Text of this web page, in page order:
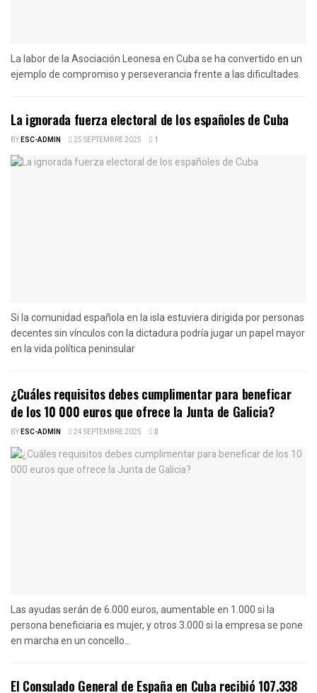
La labor de la Asociación Leonesa en Cuba se ha convertido en un
ejemplo de compromiso y perseverancia frente a las dificultades.
La ignorada fuerza electoral de los españoles de Cuba
BYESC-ADMIN 25 SEPTEMBRE 2025 1
Si la comunidad española en la isla estuviera dirigida por personas
decentes sin vínculos con la dictadura podría jugar un papel mayor
en la vida política peninsular
¿Cuáles requisitos debes cumplimentar para beneficar
de los 10 000 euros que ofrece la Junta de Galicia?
BYESC-ADMIN 24 SEPTEMBRE 2025 0
Las ayudas serán de 6.000 euros, aumentable en 1.000 si la
persona beneficiaria es mujer, y otros 3.000 si la empresa se pone
en marcha en un concello...
El Consulado General de España en Cuba recibió 107.338